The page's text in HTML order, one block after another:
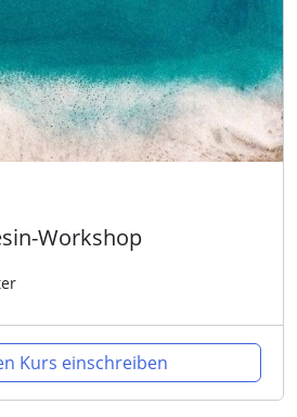
Workshop
Kurs einschreiben